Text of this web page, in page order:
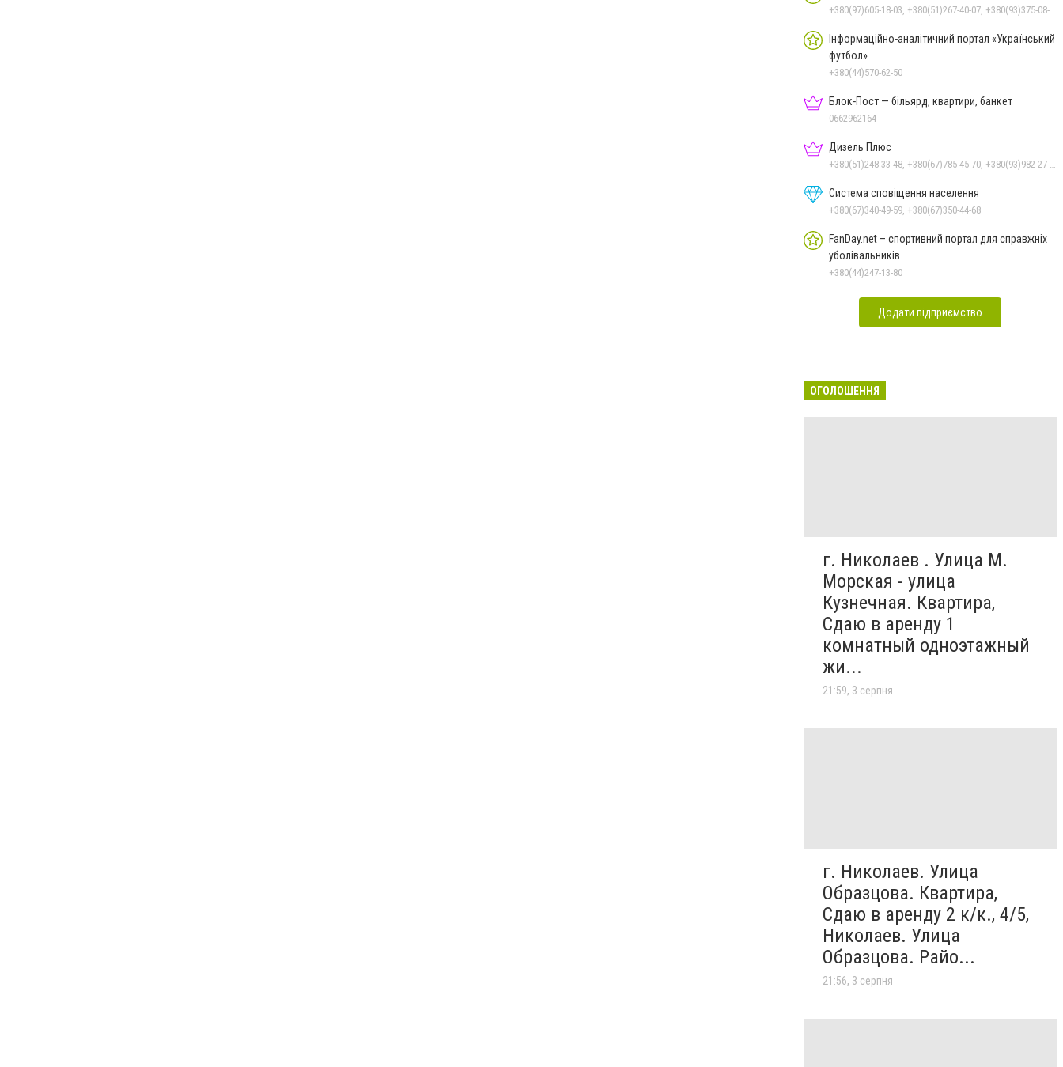
Інформаційно-аналітичний портал «Український
футбол»
+380(44)570-62-50
Блок-Пост — більярд, квартири, банкет
0662962164
Дизель Плюс
Система сповіщення населення
+380(67)340-49-59, +380(67)350-44-68
FanDay.net – спортивний портал для справжніх
уболівальників
+380(44)247-13-80
Додати підприємство
ОГОЛОШЕННЯ
г. Николаев . Улица М.
Морская - улица
Кузнечная. Квартира,
Сдаю в аренду 1
комнатный одноэтажный
жи...
21:59, 3 серпня
г. Николаев. Улица
Образцова. Квартира,
Сдаю в аренду 2 к/к., 4/5,
Николаев. Улица
Образцова. Райо...
21:56, 3 серпня